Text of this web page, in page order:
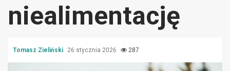
niealimentację
Tomasz Zieliński 26 stycznia 2026 287